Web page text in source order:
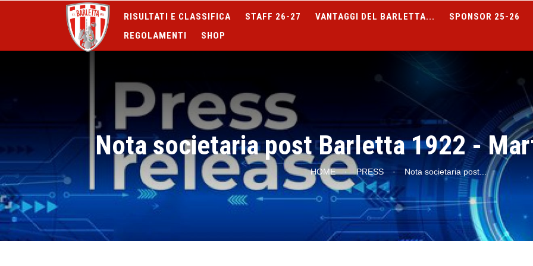
RISULTATI E CLASSIFICA STAFF 26-27 VANTAGGI DEL BARLETTA... SPONSOR 25-26
REGOLAMENTI
SHOP
Nota societaria post Barletta 1922 -
HOME · PRESS · Nota societaria post...